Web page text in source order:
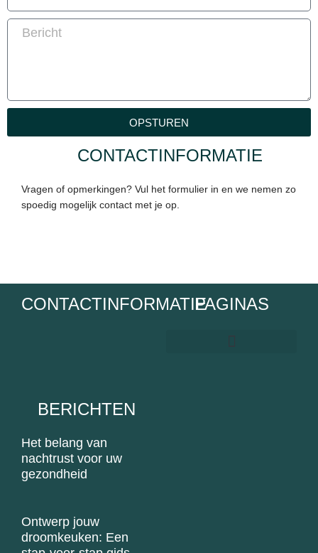
OPSTUREN
CONTACTINFORMATIE
Vragen of opmerkingen? Vul het formulier in en we nemen zo
spoedig mogelijk contact met je op.
CONTACTINFORMATIEPAGINAS
BERICHTEN
Het belang van
nachtrust voor uw
gezondheid
Ontwerp jouw
droomkeuken: Een